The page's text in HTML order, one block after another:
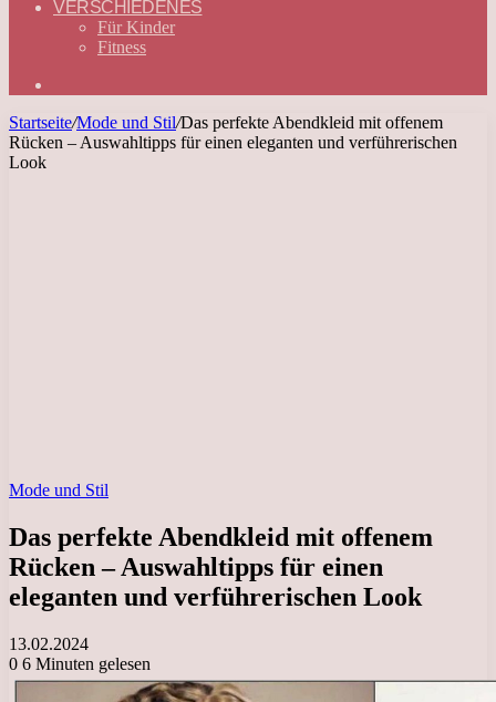
VERSCHIEDENES
Für Kinder
Fitness
Startseite/Mode und Stil/Das perfekte Abendkleid mit offenem
Rücken – Auswahltipps für einen eleganten und verführerischen
Look
Mode und Stil
Das perfekte Abendkleid mit offenem
Rücken – Auswahltipps für einen
eleganten und verführerischen Look
13.02.2024
0 6 Minuten gelesen